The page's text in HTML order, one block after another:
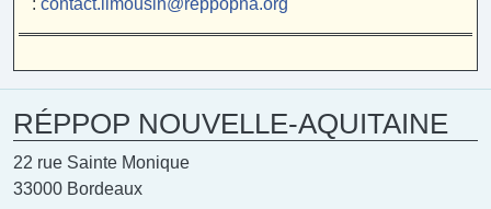
: contact.limousin@reppopna.org
RÉPPOP NOUVELLE-AQUITAINE
22 rue Sainte Monique
33000 Bordeaux